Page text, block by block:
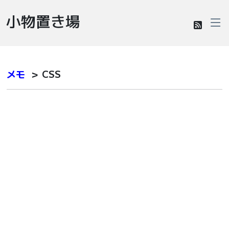
小物置き場
メモ ＞ CSS